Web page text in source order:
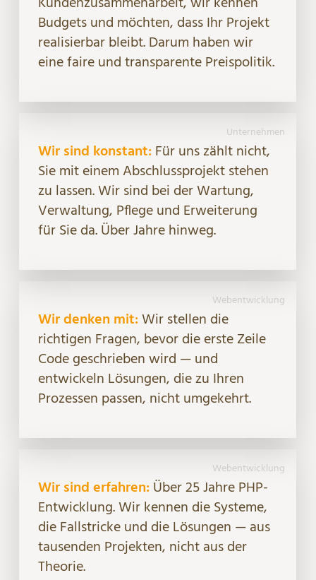
Budgets und möchten, dass Ihr Projekt
realisierbar bleibt. Darum haben wir
eine faire und transparente Preispolitik.
Unternehmen
Wir sind konstant:Für uns zählt nicht,
Sie mit einem Abschlussprojekt stehen
zu lassen. Wir sind bei der Wartung,
Verwaltung, Pflege und Erweiterung
für Sie da. Über Jahre hinweg.
Webentwicklung
Wir denken mit:Wir stellen die
richtigen Fragen, bevor die erste Zeile
Code geschrieben wird — und
entwickeln Lösungen, die zu Ihren
Prozessen passen, nicht umgekehrt.
Webentwicklung
Wir sind erfahren:Über 25 Jahre PHP-
Entwicklung. Wir kennen die Systeme,
die Fallstricke und die Lösungen — aus
tausenden Projekten, nicht aus der
Theorie.